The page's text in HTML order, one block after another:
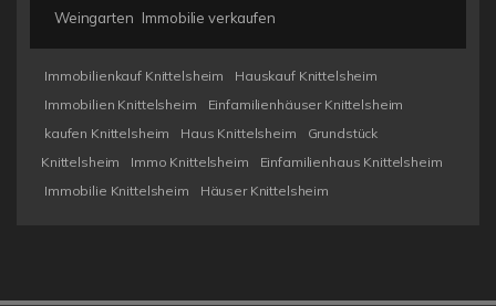
Weingarten Immobilie verkaufen
Immobilienkauf Knittelsheim
Hauskauf Knittelsheim
Immobilien Knittelsheim
Einfamilienhäuser Knittelsheim
kaufen Knittelsheim
Haus Knittelsheim
Grundstück
Knittelsheim
Immo Knittelsheim
Einfamilienhaus Knittelsheim
Immobilie Knittelsheim
Häuser Knittelsheim